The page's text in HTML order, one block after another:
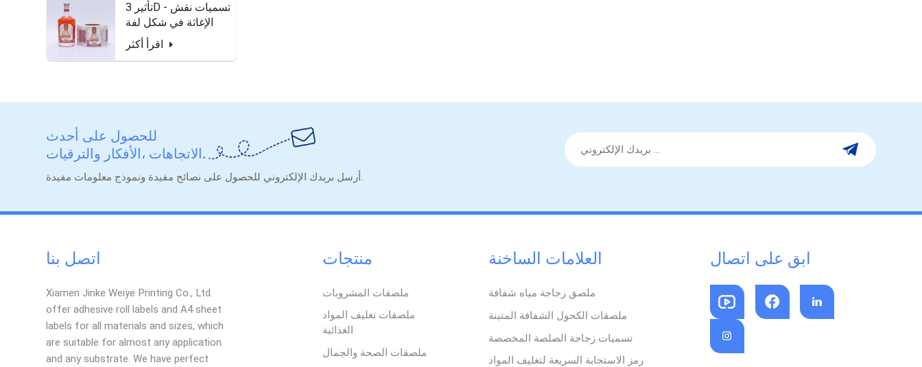
تأثير 3D - تسميات نقش
الإغاثة في شكل لفة
لزجاجة الخمور
للحصول على أحدث
الاتجاهات ،الأفكار والترقيات.
أرسل بريدك الإلكتروني للحصول على نصائح مفيدة ونموذج معلومات مفيدة.
اتصل بنا
Xiamen Jinke Weiye Printing Co., Ltd.
offer adhesive roll labels and A4 sheet
labels for all materials and sizes, which
are suitable for almost any application
and any substrate. We have perfect
منتجات
ملصقات المشروبات
ملصقات تغليف المواد
الغذائية
ملصقات الصحة والجمال
العلامات الساخنة
ملصق زجاجة مياه شفافة
ملصقات الكحول الشفافة المتينة
تسميات زجاجة الصلصة المخصصة
رمز الاستجابة السريعة لتغليف المواد
ابق على اتصال